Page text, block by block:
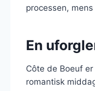
processen,
En
Côte de Boeuf
romantisk